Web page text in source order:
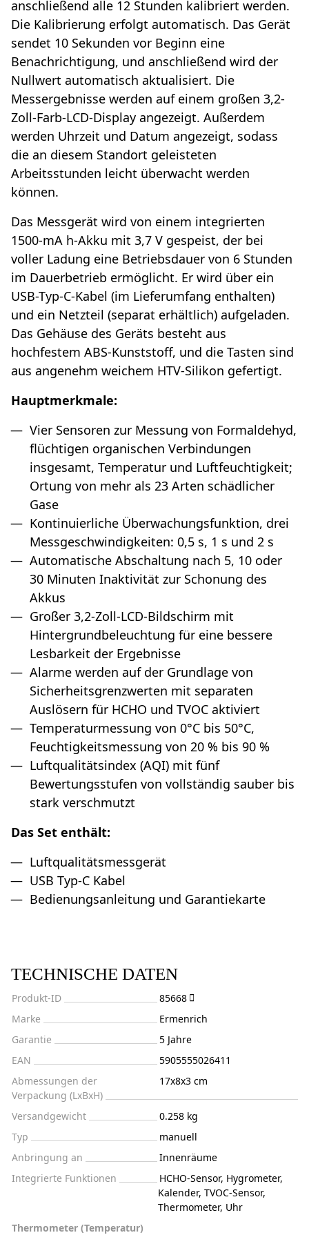
anschließend alle 12 Stunden kalibriert werden.
Die Kalibrierung erfolgt automatisch. Das Gerät
sendet 10 Sekunden vor Beginn eine
Benachrichtigung, und anschließend wird der
Nullwert automatisch aktualisiert. Die
Messergebnisse werden auf einem großen 3,2-
Zoll-Farb-LCD-Display angezeigt. Außerdem
werden Uhrzeit und Datum angezeigt, sodass
die an diesem Standort geleisteten
Arbeitsstunden leicht überwacht werden
können.
Das Messgerät wird von einem integrierten
1500-mA h-Akku mit 3,7 V gespeist, der bei
voller Ladung eine Betriebsdauer von 6 Stunden
im Dauerbetrieb ermöglicht. Er wird über ein
USB-Typ-C-Kabel (im Lieferumfang enthalten)
und ein Netzteil (separat erhältlich) aufgeladen.
Das Gehäuse des Geräts besteht aus
hochfestem ABS-Kunststoff, und die Tasten sind
aus angenehm weichem HTV-Silikon gefertigt.
Hauptmerkmale:
Vier Sensoren zur Messung von Formaldehyd,
flüchtigen organischen Verbindungen
insgesamt, Temperatur und Luftfeuchtigkeit;
Ortung von mehr als 23 Arten schädlicher
Gase
Kontinuierliche Überwachungsfunktion, drei
Messgeschwindigkeiten: 0,5 s, 1 s und 2 s
Automatische Abschaltung nach 5, 10 oder
30 Minuten Inaktivität zur Schonung des
Akkus
Großer 3,2-Zoll-LCD-Bildschirm mit
Hintergrundbeleuchtung für eine bessere
Lesbarkeit der Ergebnisse
Alarme werden auf der Grundlage von
Sicherheitsgrenzwerten mit separaten
Auslösern für HCHO und TVOC aktiviert
Temperaturmessung von 0°C bis 50°C,
Feuchtigkeitsmessung von 20 % bis 90 %
Luftqualitätsindex (AQI) mit fünf
Bewertungsstufen von vollständig sauber bis
stark verschmutzt
Das Set enthält:
Luftqualitätsmessgerät
USB Typ-C Kabel
Bedienungsanleitung und Garantiekarte
TECHNISCHE DATEN
Produkt-ID
85668
Marke
Ermenrich
Garantie
5 Jahre
EAN
5905555026411
Abmessungen der
Verpackung (LxBxH)
17x8x3 cm
Versandgewicht
0.258 kg
Typ
manuell
Anbringung an
Innenräume
Integrierte Funktionen
HCHO-Sensor, Hygrometer,
Kalender, TVOC-Sensor,
Thermometer, Uhr
Thermometer (Temperatur)